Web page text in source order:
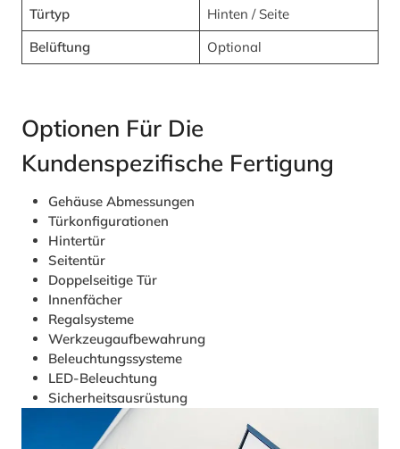
Türtyp
Hinten / Seite
Belüftung
Optional
Optionen Für Die
Kundenspezifische Fertigung
Gehäuse Abmessungen
Türkonfigurationen
Hintertür
Seitentür
Doppelseitige Tür
Innenfächer
Regalsysteme
Werkzeugaufbewahrung
Beleuchtungssysteme
LED-Beleuchtung
Sicherheitsausrüstung